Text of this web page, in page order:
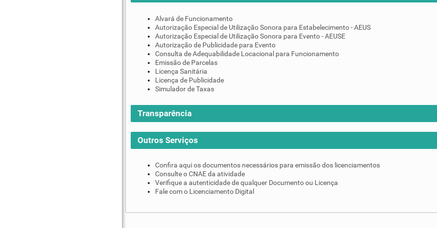
Alvará de Funcionamento
Autorização Especial de Utilização Sonora para Estabelecimento - AEUS
Autorização Especial de Utilização Sonora para Evento - AEUSE
Autorização de Publicidade para Evento
Consulta de Adequabilidade Locacional para Funcionamento
Emissão de Parcelas
Licença Sanitária
Licença de Publicidade
Simulador de Taxas
Transparência
Outros Serviços
Confira aqui os documentos necessários para emissão dos licenciamentos
Consulte o CNAE da atividade
Verifique a autenticidade de qualquer Documento ou Licença
Fale com o Licenciamento Digital